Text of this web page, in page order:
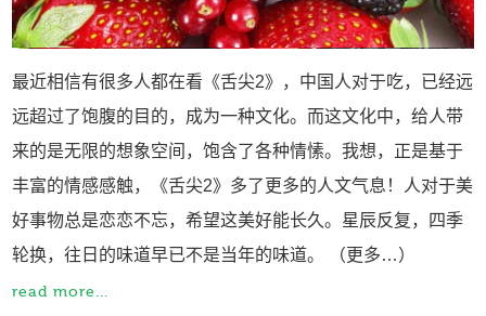
最近相信有很多人都在看《舌尖2》，中国人对于吃，已经远
远超过了饱腹的目的，成为一种文化。而这文化中，给人带
来的是无限的想象空间，饱含了各种情愫。我想，正是基于
丰富的情感感触，《舌尖2》多了更多的人文气息！人对于美
好事物总是恋恋不忘，希望这美好能长久。星辰反复，四季
轮换，往日的味道早已不是当年的味道。 （更多…）
read more...